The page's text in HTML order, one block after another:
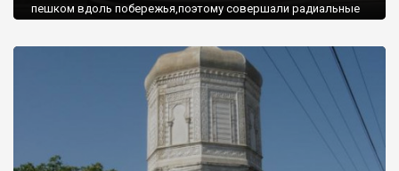
пешком вдоль побережья,поэтому совершали радиальные